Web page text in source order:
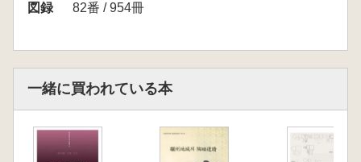
図録
82番 / 954冊
一緒に買われている本